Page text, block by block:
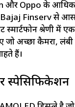
और Oppo के
Bajaj Finserv से
स्मार्टफोन श्रेणी में
अच्छा कैमरा, लंबी
हैं।
स्पेसिफिकेशन